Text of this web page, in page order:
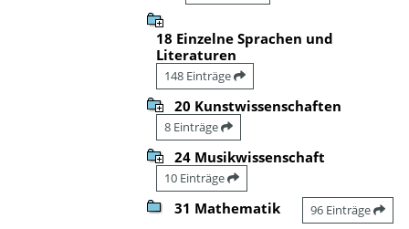
18 Einzelne Sprachen und
Literaturen
148 Einträge
20 Kunstwissenschaften
8 Einträge
24 Musikwissenschaft
10 Einträge
31 Mathematik 96 Einträge